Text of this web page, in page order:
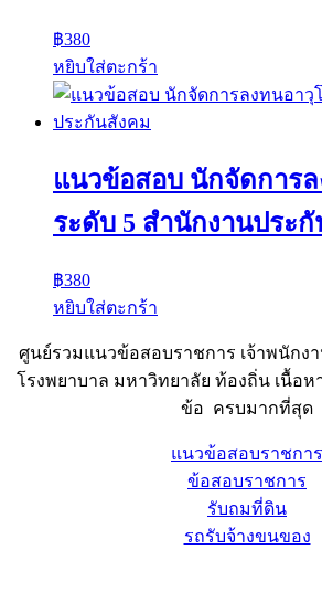
฿380
หยิบใส่ตะกร้า
แนวข้อสอบ นักจัดการ
ระดับ 5 สำนักงานประ
฿380
หยิบใส่ตะกร้า
ศูนย์รวมแนวข้อสอบราชการ เจ้าพนักง
โรงพยาบาล มหาวิทยาลัย ท้องถิ่น เนื้อห
ข้อ ครบมากที่สุด
แนวข้อสอบราชการ
ข้อสอบราชการ
รับถมที่ดิน
รถรับจ้างขนของ